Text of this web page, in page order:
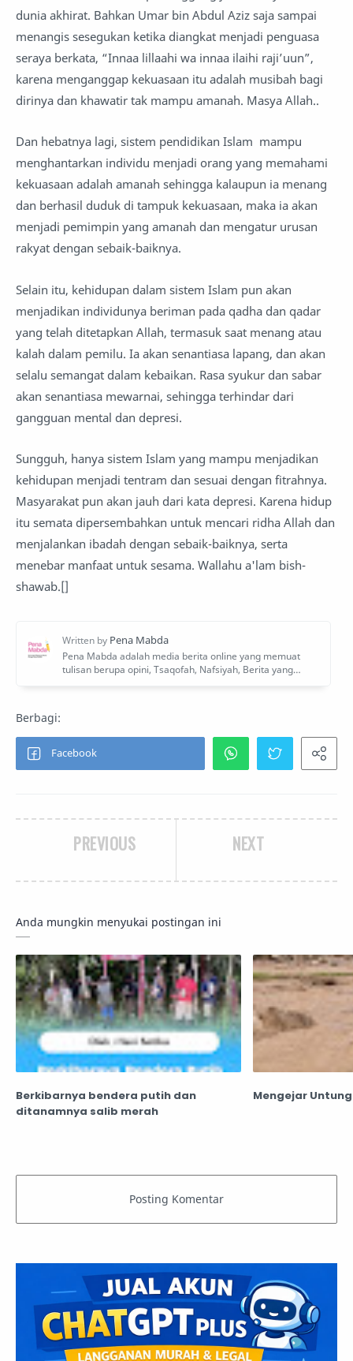
dunia akhirat. Bahkan Umar bin Abdul Aziz saja sampai
menangis sesegukan ketika diangkat menjadi penguasa
seraya berkata, “Innaa lillaahi wa innaa ilaihi raji’uun”,
karena menganggap kekuasaan itu adalah musibah bagi
dirinya dan khawatir tak mampu amanah. Masya Allah..
Dan hebatnya lagi, sistem pendidikan Islam mampu
menghantarkan individu menjadi orang yang memahami
kekuasaan adalah amanah sehingga kalaupun ia menang
dan berhasil duduk di tampuk kekuasaan, maka ia akan
menjadi pemimpin yang amanah dan mengatur urusan
rakyat dengan sebaik-baiknya.
Selain itu, kehidupan dalam sistem Islam pun akan
menjadikan individunya beriman pada qadha dan qadar
yang telah ditetapkan Allah, termasuk saat menang atau
kalah dalam pemilu. Ia akan senantiasa lapang, dan akan
selalu semangat dalam kebaikan. Rasa syukur dan sabar
akan senantiasa mewarnai, sehingga terhindar dari
gangguan mental dan depresi.
Sungguh, hanya sistem Islam yang mampu menjadikan
kehidupan menjadi tentram dan sesuai dengan fitrahnya.
Masyarakat pun akan jauh dari kata depresi. Karena hidup
itu semata dipersembahkan untuk mencari ridha Allah dan
menjalankan ibadah dengan sebaik-baiknya, serta
menebar manfaat untuk sesama. Wallahu a'lam bish-
shawab.[]
NEXT
PREVIOUS
Anda mungkin menyukai postingan ini
Berkibarnya bendera putih dan
ditanamnya salib merah
Mengejar